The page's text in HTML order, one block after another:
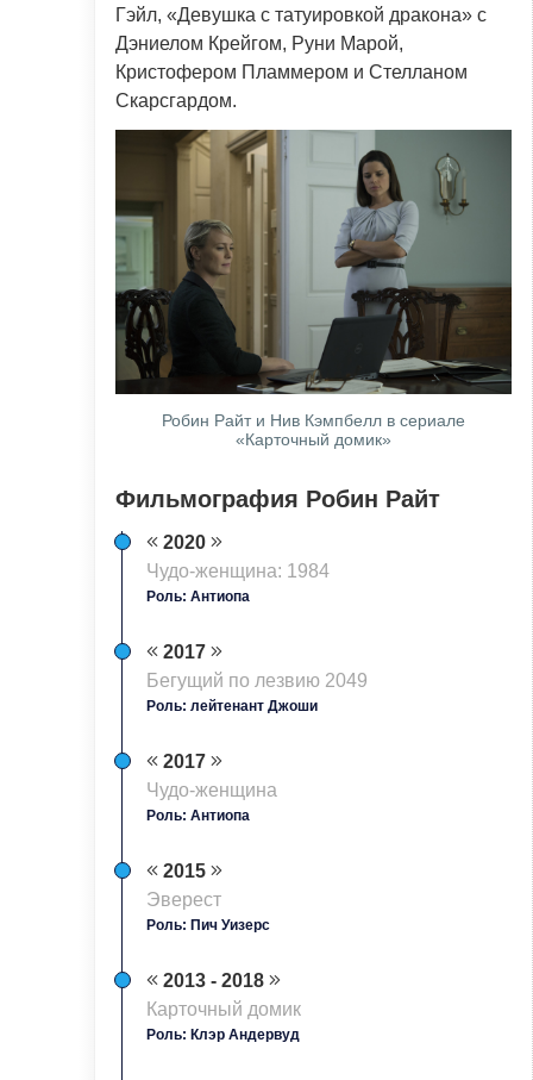
Гэйл, «Девушка с татуировкой дракона» с
Дэниелом Крейгом, Руни Марой,
Кристофером Пламмером и Стелланом
Скарсгардом.
Робин Райт и Нив Кэмпбелл в сериале
«Карточный домик»
Фильмография Робин Райт
2020
Чудо-женщина: 1984
Роль: Антиопа
2017
Бегущий по лезвию 2049
Роль: лейтенант Джоши
2017
Чудо-женщина
Роль: Антиопа
2015
Эверест
Роль: Пич Уизерс
2013 - 2018
Карточный домик
Роль: Клэр Андервуд